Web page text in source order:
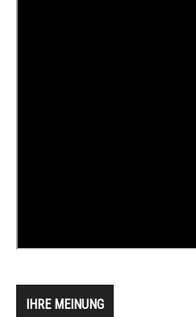
IHRE MEINUNG